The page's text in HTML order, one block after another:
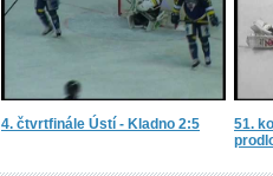
4. čtvrtfinále Ústí - Kladno 2:5
51.